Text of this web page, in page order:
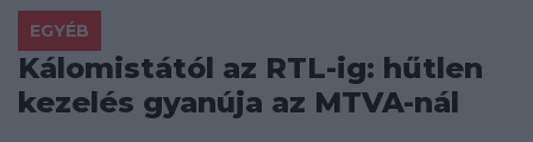
EGYÉB
Kálomistától az RTL-ig: hűtlen
kezelés gyanúja az MTVA-nál